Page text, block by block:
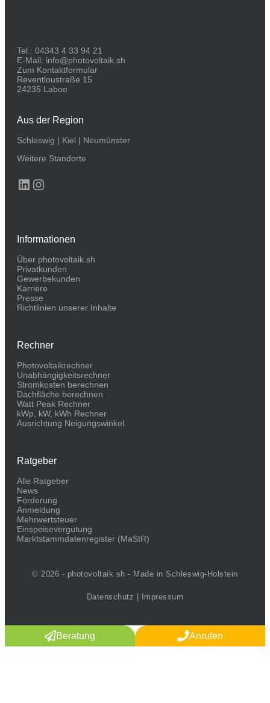
Tel.: 04343 4 33 94 21
E-Mail: info@photovoltaik.sh
Zum Kontaktformular
Reventloustraße 15
24235 Laboe
Aus der Region
Schleswig | Kiel | Neumünster
Weitere Standorte
LinkedIn
Instagram
Informationen
Über photovoltaik.sh
Privatkunden
Gewerbekunden
Karriere
Presse
Richtlinien unserer Inhalte
Rechner
Photovoltaikrechner
Unabhängigkeitsrechner
Stromkosten berechnen
Dachfläche berechnen
Watt Peak Rechner
kWp, kW, kWh Rechner
Ausrichtung Neigungswinkel
Ratgeber
Alle Ratgeber
News
Förderung
Anmeldung
Mehrwertsteuer
Einspeisevergütung
Marktstammdaten­register (MaStR)
© 2026 - photovoltaik.sh - Made in Schleswig-Holstein
Datenschutz Impressum
Beratung Anrufen